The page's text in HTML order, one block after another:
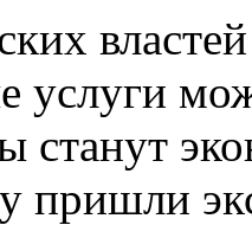
услуги
станут
пришли